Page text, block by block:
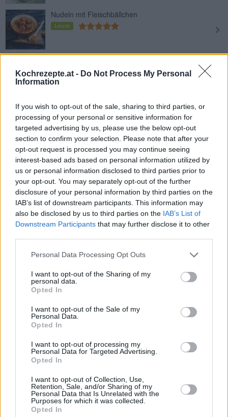
Kochrezepte.at - Do Not Process My Personal
Information
If you wish to opt-out of the sale, sharing to third parties, or
processing of your personal or sensitive information for
targeted advertising by us, please use the below opt-out
section to confirm your selection. Please note that after your
opt-out request is processed you may continue seeing
interest-based ads based on personal information utilized by
us or personal information disclosed to third parties prior to
your opt-out. You may separately opt-out of the further
disclosure of your personal information by third parties on the
IAB’s list of downstream participants. This information may
also be disclosed by us to third parties on the IAB’s List of
Downstream Participants that may further disclose it to other
Personal Data Processing Opt Outs
I want to opt-out of the Sharing of my
personal data.
Opted In
I want to opt-out of the Sale of my
Personal Data.
Opted In
I want to opt-out of processing my
Personal Data for Targeted Advertising.
Opted In
I want to opt-out of Collection, Use,
Retention, Sale, and/or Sharing of my
Personal Data that Is Unrelated with the
Purposes for which it was collected.
Opted In
Nudeln mit Fleischbällchen
Leicht
Mittel
Nudeln mit Zucchini und Ei
Leicht
Linguine mit Meeresfrüchten
Leicht
Farfalle Nudeln mit Tomatensauce
und Garnelen
Leicht
Kastanien-Nudelteig Grundrezept
Rucola
Mittel
Russische Pelmeni Teigtaschen
Leicht